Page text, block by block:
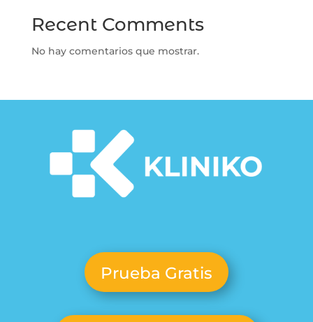
Recent Comments
No hay comentarios que mostrar.
Prueba Gratis